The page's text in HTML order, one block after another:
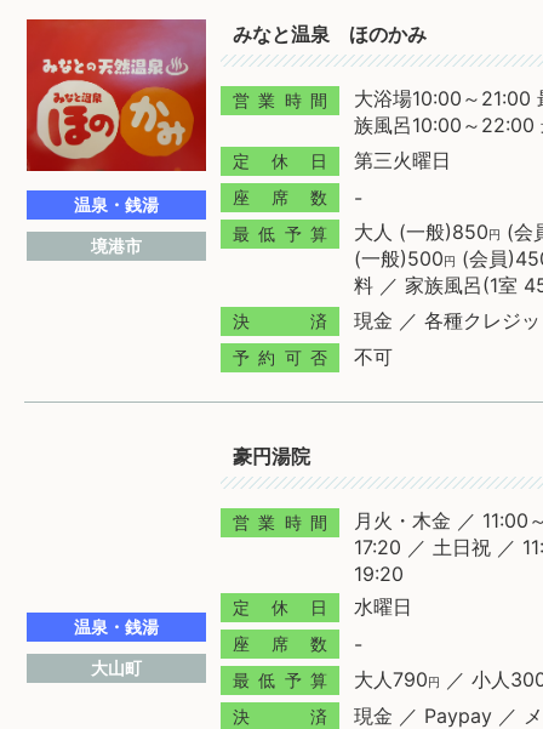
温泉・銭湯
境港市
みなと温泉 ほのかみ
営業時間
大浴場10:00～21:00
族風呂10:00～22:00
定休日 第三火曜日
座席数 -
最低予算 大人 (一般)850円 (会
(一般)500円 (会員
料 ／ 家族風呂(1室
決済 現金 ／ 各種クレジ
予約可否 不可
温泉・銭湯
大山町
豪円湯院
営業時間
月火・木金 ／ 11:00
17:20 ／ 土日祝 ／
19:20
定休日 水曜日
座席数 -
最低予算 大人790円 ／ 小人
決済 現金 ／ Paypay ／